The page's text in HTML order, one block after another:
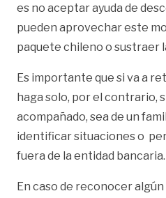
es no aceptar ayuda de
pueden aprovechar este
paquete chileno o sustraer
Es importante que si va a
haga solo, por el contrario,
acompañado, sea de un
identificar situaciones o
fuera de la entidad bancaria.
En caso de reconocer